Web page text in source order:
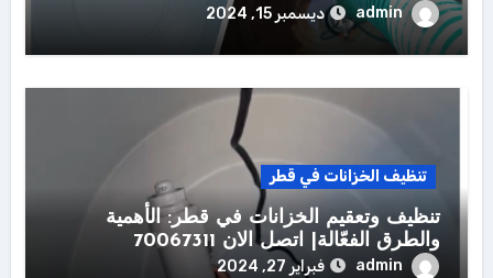
admin ديسمبر 15, 2024
تنظيف الخزانات في قطر
تنظيف وتعقيم الخزانات في قطر: الأهمية
والطرق الفعّالة| اتصل الان 70067311
admin فبراير 27, 2024